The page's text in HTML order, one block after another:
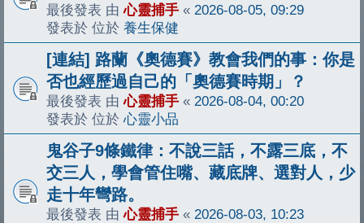
最後發表 由心靈捕手 « 2026-08-05, 09:29
發表於 位於 養生保健
[連結] 路蘭《奧德賽》教會我們的事：你是
否也經歷過自己的「奧德賽時期」？
最後發表 由心靈捕手 « 2026-08-04, 00:20
發表於 位於心靈小品
鬼谷子9條鐵律：不說三話，不露三底，不
交三人，學會管住嘴、藏底牌、選對人，少
走十年彎路。
最後發表 由心靈捕手 « 2026-08-03, 10:23